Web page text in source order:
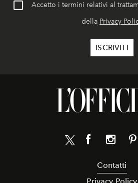
Accetto i termini relativi al
della Privacy
Contatti